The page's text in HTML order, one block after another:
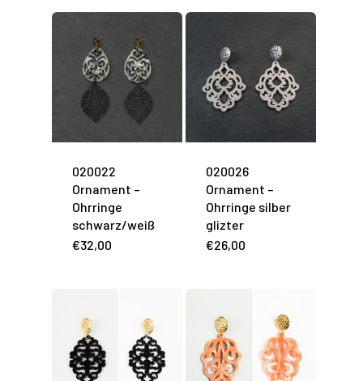
020022
Ornament –
Ohrringe
schwarz/weiß
€32,00
020026
Ornament –
Ohrringe silber
glizter
€26,00